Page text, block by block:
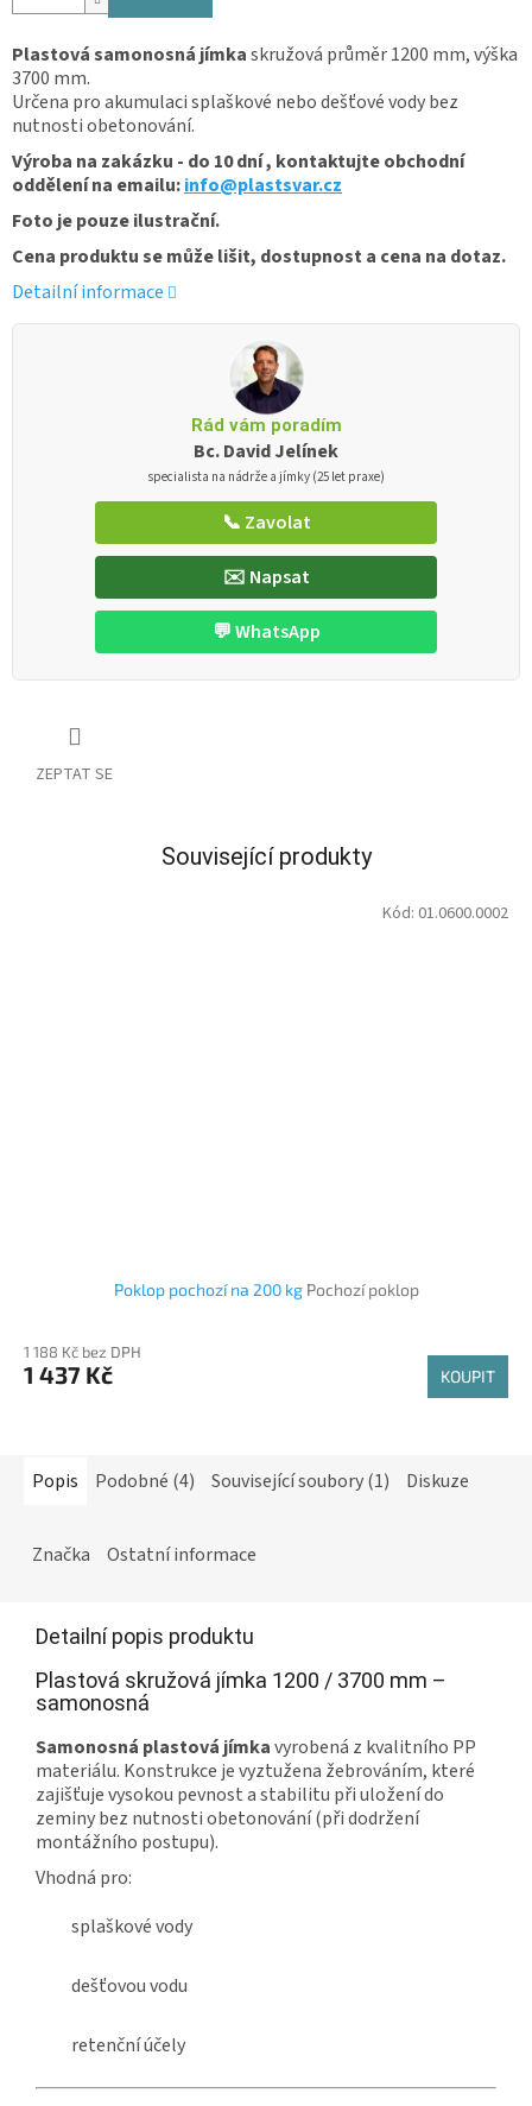
Plastová samonosná jímkaskružová průměr 1200 mm, výška
3700 mm.
Určena pro akumulaci splaškové nebo dešťové vody bez
nutnosti obetonování.
Výroba na zakázku - do 10 dní , kontaktujte obchodní
oddělení na emailu:info@plastsvar.cz
Foto je pouze ilustrační.
Cena produktu se může lišit, dostupnost a cena na dotaz.
Detailní informace
Rád vám poradím
Bc. David Jelínek
specialista na nádrže a jímky (25 let praxe)
📞 Zavolat
✉️ Napsat
💬 WhatsApp
ZEPTAT SE
Související produkty
Poklop pochozí na 200 kg Pochozí poklop
1 188 Kč bez DPH
1 437 Kč KOUPIT
Kód: 01.0600.0002
Popis Podobné (4) Související soubory (1) Diskuze
Značka Ostatní informace
Detailní popis produktu
Plastová skružová jímka 1200 / 3700 mm –
samonosná
Samonosná plastová jímkavyrobená z kvalitního PP
materiálu. Konstrukce je vyztužena žebrováním, které
zajišťuje vysokou pevnost a stabilitu při uložení do
zeminy bez nutnosti obetonování (při dodržení
montážního postupu).
Vhodná pro:
splaškové vody
dešťovou vodu
retenční účely